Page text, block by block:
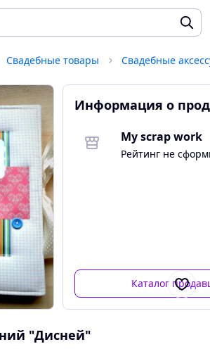
Свадебные товары Свадебные
Информация о
My scrap work
Рейтинг не
Каталог
"Дисней"